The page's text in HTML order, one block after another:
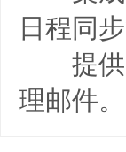
日程同步
提供智
理邮件。